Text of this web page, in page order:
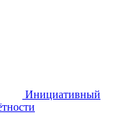
Инициативный